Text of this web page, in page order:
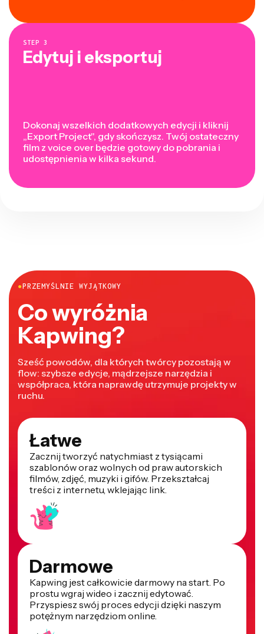
STEP 3
Edytuj i eksportuj
Dokonaj wszelkich dodatkowych edycji i kliknij
„Export Project", gdy skończysz. Twój ostateczny
film z voice over będzie gotowy do pobrania i
udostępnienia w kilka sekund.
●PRZEMYŚLNIE WYJĄTKOWY
Co wyróżnia
Kapwing?
Sześć powodów, dla których twórcy pozostają w
flow: szybsze edycje, mądrzejsze narzędzia i
współpraca, która naprawdę utrzymuje projekty w
ruchu.
Łatwe
Zacznij tworzyć natychmiast z tysiącami
szablonów oraz wolnych od praw autorskich
filmów, zdjęć, muzyki i gifów. Przekształcaj
treści z internetu, wklejając link.
Darmowe
Kapwing jest całkowicie darmowy na start. Po
prostu wgraj wideo i zacznij edytować.
Przyspiesz swój proces edycji dzięki naszym
potężnym narzędziom online.